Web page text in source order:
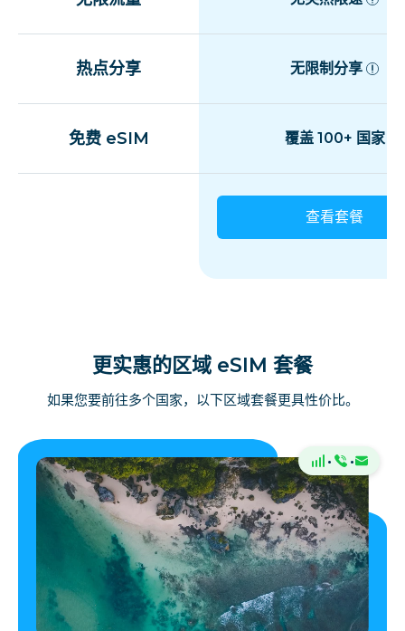
热点分享 无限制分享
免费 eSIM 覆盖 100+ 国家
查看套餐
更实惠的区域 eSIM 套餐
如果您要前往多个国家，以下区域套餐更具性价比。
· ·